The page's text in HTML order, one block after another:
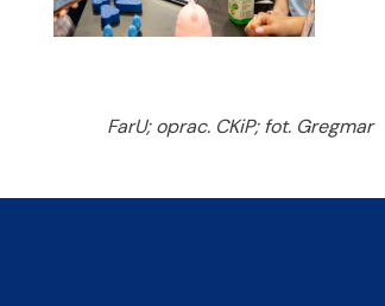
FarU; oprac. CKiP; fot. Gregmar